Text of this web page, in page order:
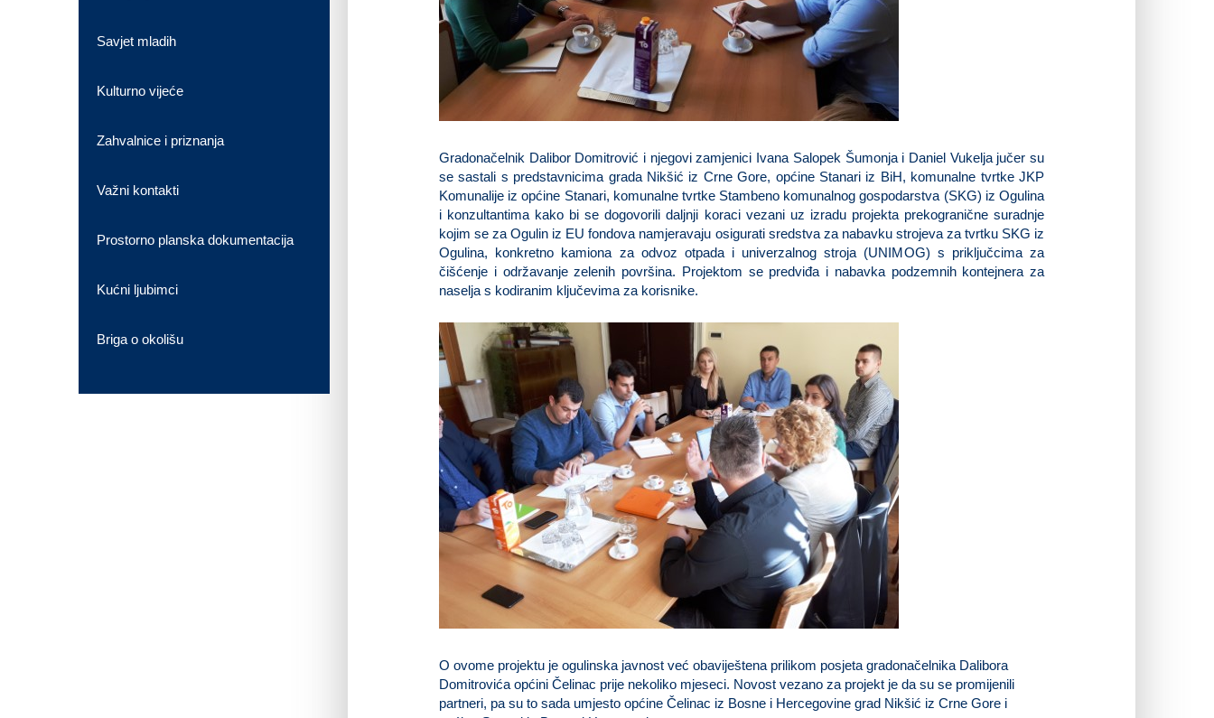
Gradonačelnik Dalibor Domitrović i njegovi zamjenici Ivana Salopek Šumonja i Daniel Vukelja jučer su
se sastali s predstavnicima grada Nikšić iz Crne Gore, općine Stanari iz BiH, komunalne tvrtke JKP
Komunalije iz općine Stanari, komunalne tvrtke Stambeno komunalnog gospodarstva (SKG) iz Ogulina
i konzultantima kako bi se dogovorili daljnji koraci vezani uz izradu projekta prekogranične suradnje
kojim se za Ogulin iz EU fondova namjeravaju osigurati sredstva za nabavku strojeva za tvrtku SKG iz
Ogulina, konkretno kamiona za odvoz otpada i univerzalnog stroja (UNIMOG) s priključcima za
čišćenje i održavanje zelenih površina. Projektom se predviđa i nabavka podzemnih kontejnera za
naselja s kodiranim ključevima za korisnike.
O ovome projektu je ogulinska javnost već obaviještena prilikom posjeta gradonačelnika Dalibora
Domitrovića općini Čelinac prije nekoliko mjeseci. Novost vezano za projekt je da su se promijenili
partneri, pa su to sada umjesto općine Čelinac iz Bosne i Hercegovine grad Nikšić iz Crne Gore i
Savjet mladih
Kulturno vijeće
Zahvalnice i priznanja
Važni kontakti
Prostorno planska dokumentacija
Kućni ljubimci
Briga o okolišu